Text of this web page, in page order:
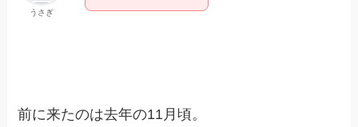
うさぎ
前に来たのは去年の11月頃。